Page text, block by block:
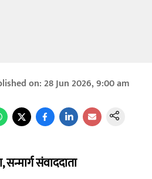
on:28 Jun 2026, 9:00 am
सन्मार्ग संवाददाता